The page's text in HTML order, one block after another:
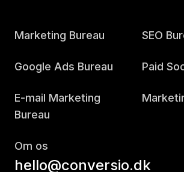
Marketing Bureau SEO
Google Ads Bureau Paid
E-mail Marketing
Bureau
Om os
hello@conversio.dk